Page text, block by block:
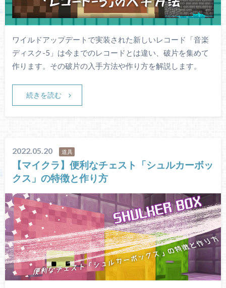
ワイルドアップデートで実装された新しいレコード「音楽
ディスク-5」は今までのレコードとは違い、破片を集めて
作ります。その破片の入手方法や作り方を解説します。
続きを読む
2022.05.20 道具
【マイクラ】便利なチェスト「シュルカーボッ
クス」の特徴と作り方